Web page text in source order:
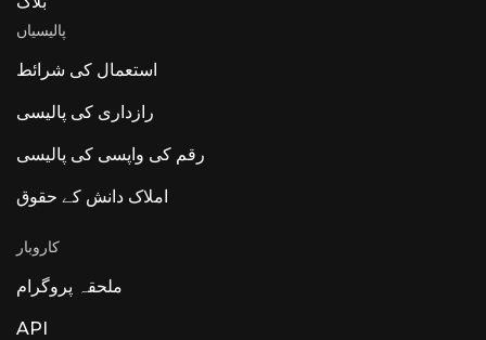
پالیسیاں
استعمال کی شرائط
رازداری کی پالیسی
رقم کی واپسی کی پالیسی
املاک دانش کے حقوق
کاروبار
ملحقہ پروگرام
API